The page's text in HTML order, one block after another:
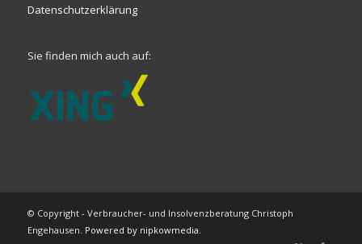
Datenschutzerklärung
Sie finden mich auch auf:
© Copyright - Verbraucher- und Insolvenzberatung Christoph
Engehausen. Powered by nipkowmedia.